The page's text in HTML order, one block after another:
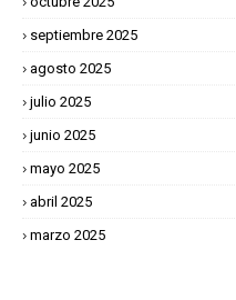
septiembre 2025
agosto 2025
julio 2025
junio 2025
mayo 2025
abril 2025
marzo 2025